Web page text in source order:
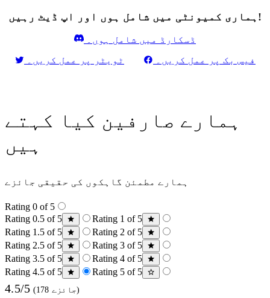
ہماری کمیونٹی میں شامل ہوں اور اپ ڈیٹ رہیں!
ڈسکارڈ میں شامل ہوں۔
ٹویٹر پر عمل کریں۔
فیس بک پر عمل کریں۔
ہمارے صارفین کیا کہتے
ہیں
ہمارے مطمئن گاہکوں کی حقیقی جائزے
Rating 0 of 5
Rating 0.5 of 5
Rating 1 of 5
Rating 1.5 of 5
Rating 2 of 5
Rating 2.5 of 5
Rating 3 of 5
Rating 3.5 of 5
Rating 4 of 5
Rating 4.5 of 5
Rating 5 of 5
4.5/5 (178 جائزے)